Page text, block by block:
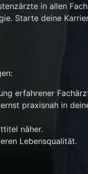
in allen
Starte deine
erfahrener
praxisnah in
näher.
Lebensqualität.